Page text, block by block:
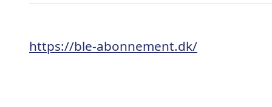
https://ble-abonnement.dk/